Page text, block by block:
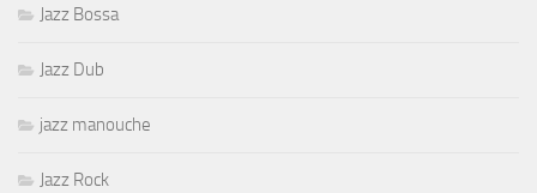
Jazz Bossa
Jazz Dub
jazz manouche
Jazz Rock